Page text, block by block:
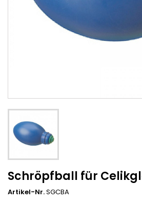
Schröpfball für
Artikel-Nr.SGCBA